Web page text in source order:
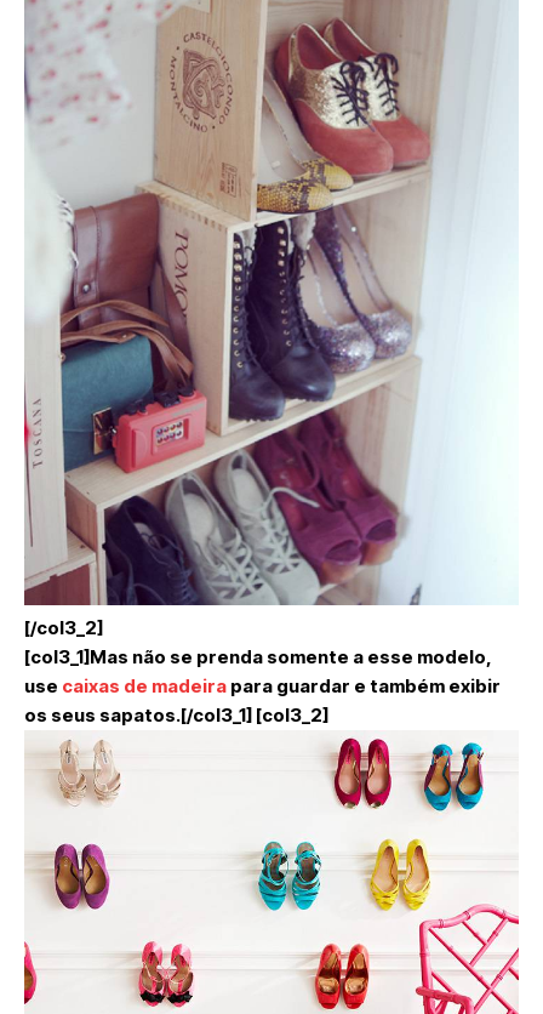
[/col3_2]
[col3_1]Mas não se prenda somente a esse modelo,
use caixas de madeira para guardar e também exibir
os seus sapatos.[/col3_1] [col3_2]